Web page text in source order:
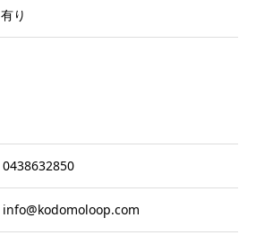
有り
0438632850
info@kodomoloop.com